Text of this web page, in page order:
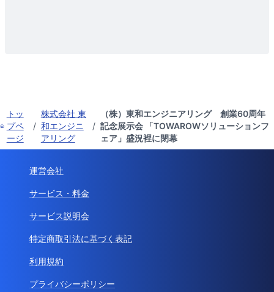
トッ
プペ
ージ
/
株式会社 東
和エンジニ
アリング
/
（株）東和エンジニアリング 創業60周年
記念展示会 「TOWAROWソリューションフ
ェア」盛況裡に閉幕
運営会社
サービス・料金
サービス説明会
特定商取引法に基づく表記
利用規約
プライバシーポリシー